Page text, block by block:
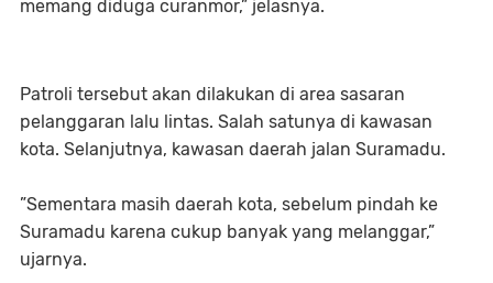
memang diduga curanmor,” jelasnya.
Patroli tersebut akan dilakukan di area sasaran
pelanggaran lalu lintas. Salah satunya di kawasan
kota. Selanjutnya, kawasan daerah jalan Suramadu.
”Sementara masih daerah kota, sebelum pindah ke
Suramadu karena cukup banyak yang melanggar,”
ujarnya.